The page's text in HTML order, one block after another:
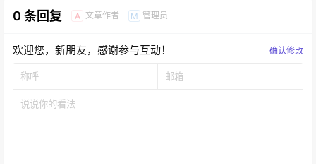
0 条回复 A 文章作者 M 管理员
欢迎您，新朋友，感谢参与互动！ 确认修改